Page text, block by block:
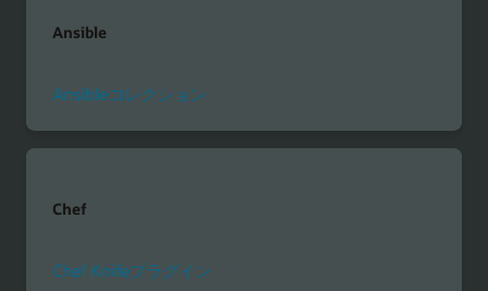
Ansible
Ansibleコレクション
Chef
Chef Knifeプラグイン